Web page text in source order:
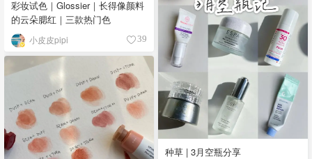
彩妆试色｜Glossier｜长得像颜料
的云朵腮红｜三款热门色
小皮皮pipi 39
种草 | 3月空瓶分享